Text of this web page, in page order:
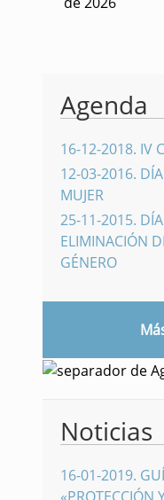
Agenda
16-12-2018. IV
12-03-2016.
MUJER
25-11-2015.
ELIMINACIÓN
GÉNERO
Noticias
16-01-2019.
«PROTECCIÓN